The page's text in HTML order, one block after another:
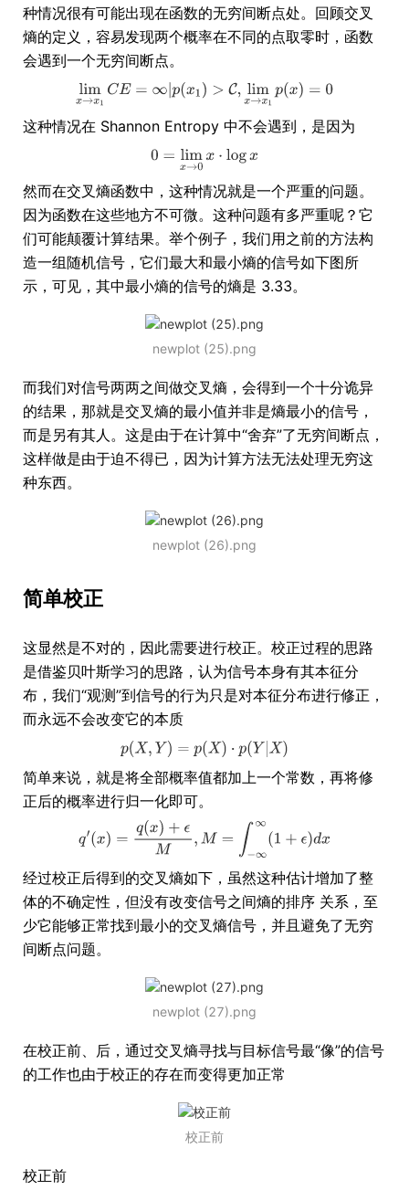
种情况很有可能出现在函数的无穷间断点处。回顾交叉
熵的定义，容易发现两个概率在不同的点取零时，函数
会遇到一个无穷间断点。
这种情况在 Shannon Entropy 中不会遇到，是因为
然而在交叉熵函数中，这种情况就是一个严重的问题。
因为函数在这些地方不可微。这种问题有多严重呢？它
们可能颠覆计算结果。举个例子，我们用之前的方法构
造一组随机信号，它们最大和最小熵的信号如下图所
示，可见，其中最小熵的信号的熵是 3.33。
newplot (25).png
而我们对信号两两之间做交叉熵，会得到一个十分诡异
的结果，那就是交叉熵的最小值并非是熵最小的信号，
而是另有其人。这是由于在计算中“舍弃”了无穷间断点，
这样做是由于迫不得已，因为计算方法无法处理无穷这
种东西。
newplot (26).png
简单校正
这显然是不对的，因此需要进行校正。校正过程的思路
是借鉴贝叶斯学习的思路，认为信号本身有其本征分
布，我们“观测”到信号的行为只是对本征分布进行修正，
而永远不会改变它的本质
简单来说，就是将全部概率值都加上一个常数，再将修
正后的概率进行归一化即可。
经过校正后得到的交叉熵如下，虽然这种估计增加了整
体的不确定性，但没有改变信号之间熵的排序 关系，至
少它能够正常找到最小的交叉熵信号，并且避免了无穷
间断点问题。
newplot (27).png
在校正前、后，通过交叉熵寻找与目标信号最“像”的信号
的工作也由于校正的存在而变得更加正常
校正前
校正前